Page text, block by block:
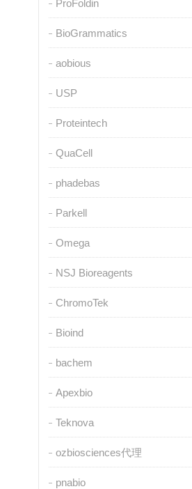
ProFoldin
BioGrammatics
aobious
USP
Proteintech
QuaCell
phadebas
Parkell
Omega
NSJ Bioreagents
ChromoTek
Bioind
bachem
Apexbio
Teknova
ozbiosciences代理
pnabio